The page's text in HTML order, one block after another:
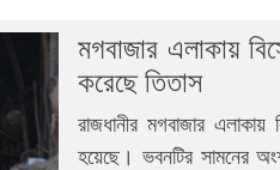
মগবাজার এলাকায়
করেছে তিতাস
রাজধানীর মগবাজার
হয়েছে। ভবনটির সামনের